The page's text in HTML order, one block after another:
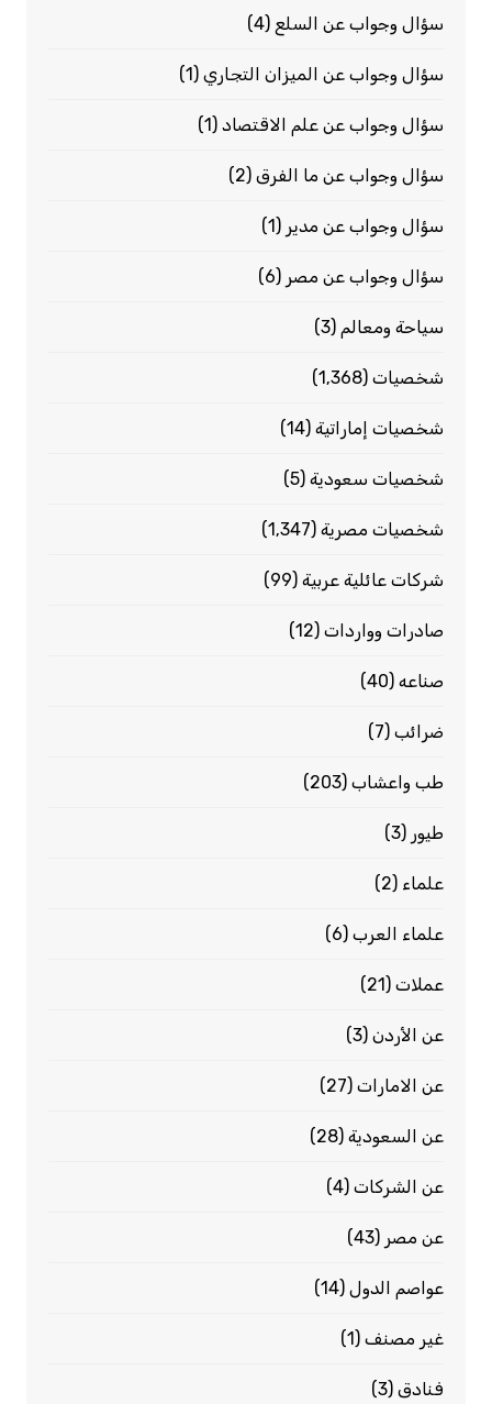
سؤال وجواب عن السلع (4)
سؤال وجواب عن الميزان التجاري(1)
سؤال وجواب عن علم الاقتصاد(1)
سؤال وجواب عن ما الفرق(2)
سؤال وجواب عن مدير (1)
سؤال وجواب عن مصر (6)
سياحة ومعالم (3)
شخصيات(1٬368)
شخصيات إماراتية(14)
شخصيات سعودية(5)
شخصيات مصرية(1٬347)
شركات عائلية عربية(99)
صادرات وواردات(12)
صناعه(40)
ضرائب(7)
طب واعشاب(203)
طيور (3)
علماء (2)
علماء العرب(6)
عملات(21)
عن الأردن(3)
عن الامارات(27)
عن السعودية(28)
عن الشركات(4)
عن مصر (43)
عواصم الدول(14)
غير مصنف(1)
فنادق(3)